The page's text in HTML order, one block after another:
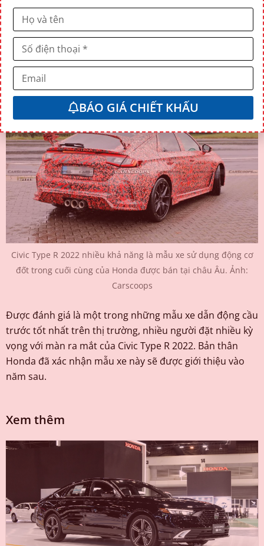
Nhiều khả năng đây là mẫu xe sử dụng động cơ đốt
trong cuối cùng của Honda được bán tại châu Âu, với
việc nhà sản xuất Nhật Bản đã cam kết chuyển sang
những mẫu xe thuần điện trong tương lai.
Civic Type R 2022 nhiều khả năng là mẫu xe sử dụng động cơ
đốt trong cuối cùng của Honda được bán tại châu Âu. Ảnh:
Carscoops
Được đánh giá là một trong những mẫu xe dẫn động cầu
trước tốt nhất trên thị trường, nhiều người đặt nhiều kỳ
vọng với màn ra mắt của Civic Type R 2022. Bản thân
Honda đã xác nhận mẫu xe này sẽ được giới thiệu vào
năm sau.
Xem thêm
BÁO GIÁ CHIẾT KHẤU